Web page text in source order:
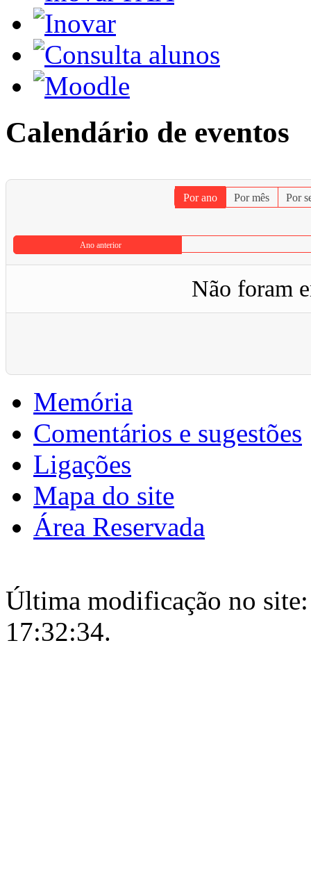
Calendário de eventos
Por ano Por mês Por
Ano anterior
Não foram
Memória
Comentários e sugestões
Ligações
Mapa do site
Área Reservada
Última modificação no
17:32:34.